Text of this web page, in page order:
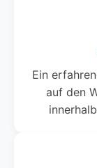
Ein
auf den